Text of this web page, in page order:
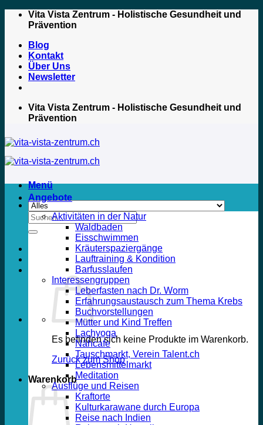
Zum
Vita Vista Zentrum - Holistische Gesundheit und
Prävention
Blog
Kontakt
Über Uns
Newsletter
Vita Vista Zentrum - Holistische Gesundheit und
Prävention
Menü
Suche
nach:
Es befinden sich keine Produkte im Warenkorb.
Zurück zum Shop
Warenkorb
Angebote
Aktivitäten in der Natur
Waldbaden
Eisschwimmen
Kräuterspaziergänge
Lauftraining & Kondition
Barfusslaufen
Interessengruppen
Leberfasten nach Dr. Worm
Erfahrungsaustausch zum Thema Krebs
Buchvorstellungen
Mütter und Kind Treffen
Lachyoga
Nähcafe
Tauschmarkt, Verein Talent.ch
Lebensmittelmarkt
Meditation
Ausflüge und Reisen
Kraftorte
Kulturkarawane durch Europa
Reise nach Indien